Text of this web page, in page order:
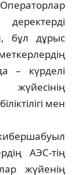
бұл дұрыс
– күрделі
жүйесінің
мен
АЭС-тің
жүйенің